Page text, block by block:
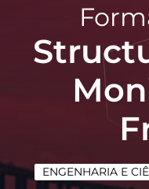
ENGENHARIA E